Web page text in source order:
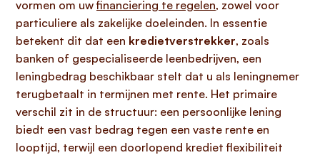
vormen om uwfinanciering te regelen, zowel voor
particuliere als zakelijke doeleinden. In essentie
betekent dit dat een kredietverstrekker, zoals
banken of gespecialiseerde leenbedrijven, een
leningbedrag beschikbaar stelt dat u als leningnemer
terugbetaalt in termijnen met rente. Het primaire
verschil zit in de structuur: een persoonlijke lening
biedt een vast bedrag tegen een vaste rente en
looptijd, terwijl een doorlopend krediet flexibiliteit